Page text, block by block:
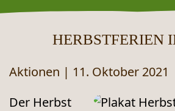
HERBSTFERIEN
Aktionen | 11. Oktober 2021
Der Herbst